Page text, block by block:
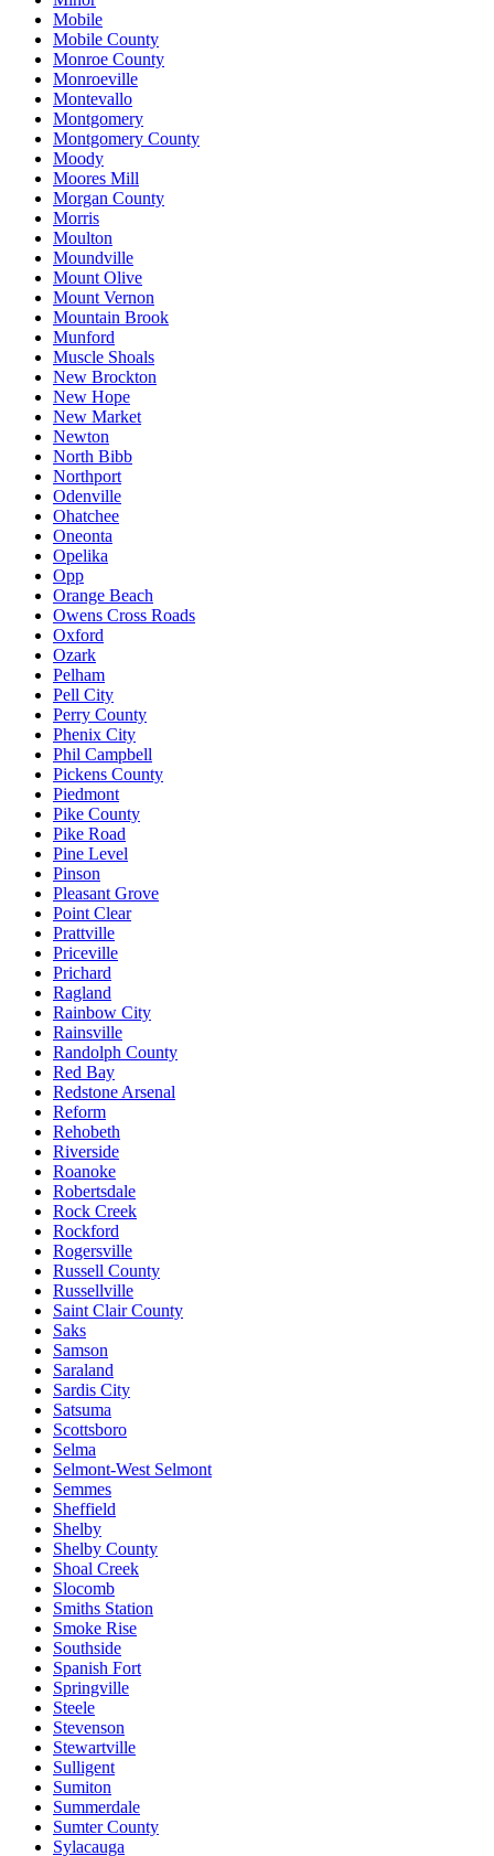
Mobile
Mobile County
Monroe County
Monroeville
Montevallo
Montgomery
Montgomery County
Moody
Moores Mill
Morgan County
Morris
Moulton
Moundville
Mount Olive
Mount Vernon
Mountain Brook
Munford
Muscle Shoals
New Brockton
New Hope
New Market
Newton
North Bibb
Northport
Odenville
Ohatchee
Oneonta
Opelika
Opp
Orange Beach
Owens Cross Roads
Oxford
Ozark
Pelham
Pell City
Perry County
Phenix City
Phil Campbell
Pickens County
Piedmont
Pike County
Pike Road
Pine Level
Pinson
Pleasant Grove
Point Clear
Prattville
Priceville
Prichard
Ragland
Rainbow City
Rainsville
Randolph County
Red Bay
Redstone Arsenal
Reform
Rehobeth
Riverside
Roanoke
Robertsdale
Rock Creek
Rockford
Rogersville
Russell County
Russellville
Saint Clair County
Saks
Samson
Saraland
Sardis City
Satsuma
Scottsboro
Selma
Selmont-West Selmont
Semmes
Sheffield
Shelby
Shelby County
Shoal Creek
Slocomb
Smiths Station
Smoke Rise
Southside
Spanish Fort
Springville
Steele
Stevenson
Stewartville
Sulligent
Sumiton
Summerdale
Sumter County
Sylacauga